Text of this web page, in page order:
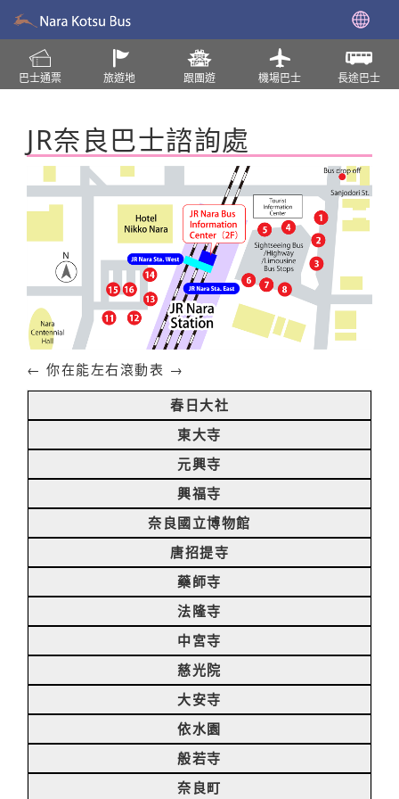
巴士通票 旅遊地 跟團遊 機場巴士 長途巴士
JR奈良巴士諮詢處
← 你在能左右滾動表 →
春日大社
東大寺
元興寺
興福寺
奈良國立博物館
唐招提寺
藥師寺
法隆寺
中宮寺
慈光院
大安寺
依水園
般若寺
奈良町